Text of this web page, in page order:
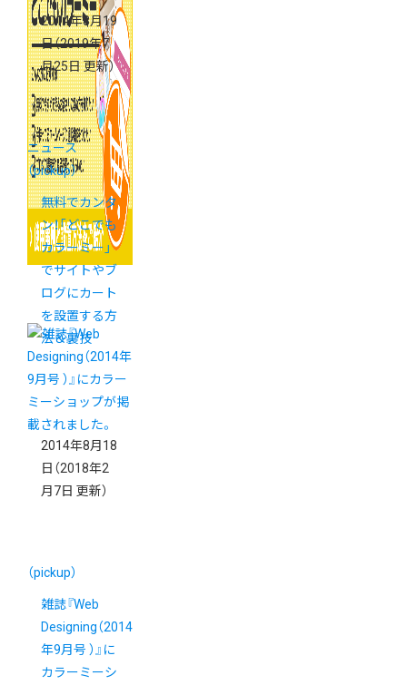
2014年8月19
日（2019年7
月25日 更新）
ニュース
（pickup）
無料でカンタ
ン！「どこでも
カラーミー」
でサイトやブ
ログにカート
を設置する方
法＆裏技
2014年8月18
日 （2018年2
月7日 更新）
（pickup）
雑誌『Web
Designing（2014
年9月号 ）』に
カラーミーシ